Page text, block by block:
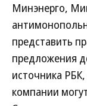
Минэнерго,
представить
предложения
источника
компании